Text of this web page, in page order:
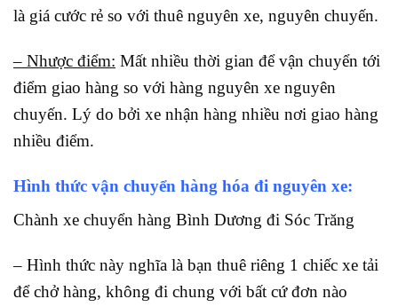
là giá cước rẻ so với thuê nguyên xe, nguyên chuyến.
– Nhược điểm: Mất nhiều thời gian để vận chuyển tới
điểm giao hàng so với hàng nguyên xe nguyên
chuyến. Lý do bởi xe nhận hàng nhiều nơi giao hàng
nhiều điểm.
Hình thức vận chuyển hàng hóa đi nguyên xe:
Chành xe chuyển hàng Bình Dương đi Sóc Trăng
– Hình thức này nghĩa là bạn thuê riêng 1 chiếc xe tải
để chở hàng, không đi chung với bất cứ đơn nào